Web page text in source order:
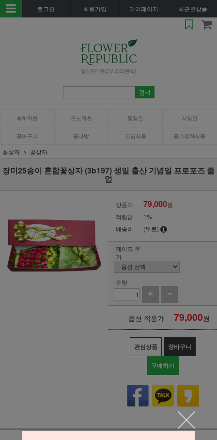
로그인 회원가입 마이페이지 최근본상품
축하화환 근조화환 동양란 서양란
꽃바구니 꽃다발 관엽식물 공기정화식물
꽃상자 꽃상자
장미25송이 혼합꽃상자 (3b197) 생일 출산 기념일 프로포즈 졸
업
상품가 79,000원
적립금
1%
배송비
(무료)
케이크 추
가
수량
옵션 적용가 79,000원
관심상품 장바구니
구매하기